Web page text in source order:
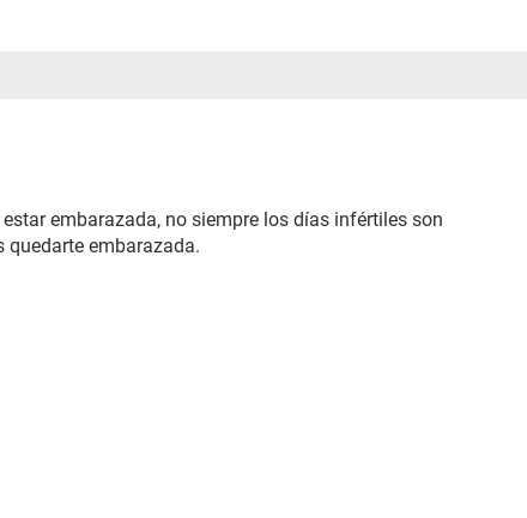
embarazada, no siempre los días infértiles son
quedarte embarazada.